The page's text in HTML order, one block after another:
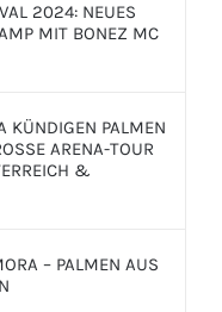
2024: NEUES
MIT BONEZ MC
KÜNDIGEN PALMEN
ARENA-TOUR
&
– PALMEN AUS